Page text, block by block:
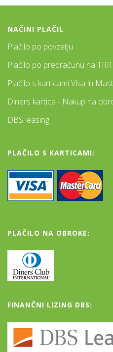
NAČINI PLAČIL
Plačilo po povzetju
Plačilo po predračunu na TRR
Plačilo s karticami Visa in
Diners kartica - Nakup na
DBS leasing
PLAČILO S KARTICAMI:
PLAČILO NA OBROKE:
FINANČNI LIZING DBS: